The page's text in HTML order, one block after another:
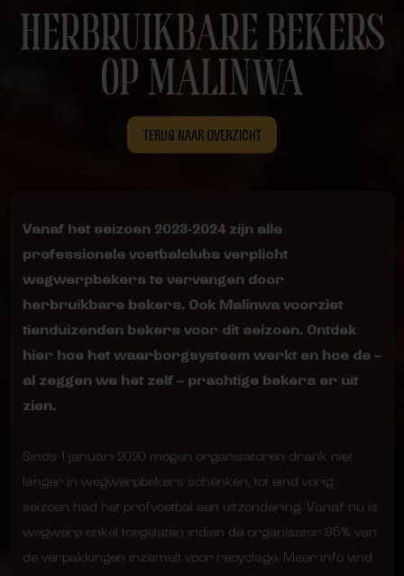
HERBRUIKBARE BEKERS
OP MALINWA
TERUG NAAR OVERZICHT
Vanaf het seizoen 2023-2024 zijn alle
professionele voetbalclubs verplicht
wegwerpbekers te vervangen door
herbruikbare bekers. Ook Malinwa voorziet
tienduizenden bekers voor dit seizoen. Ontdek
hier hoe het waarborgsysteem werkt en hoe de –
al zeggen we het zelf – prachtige bekers er uit
zien.
Sinds 1 januari 2020 mogen organisatoren drank niet
langer in wegwerpbekers schenken, tot eind vorig
seizoen had het profvoetbal een uitzondering. Vanaf nu is
wegwerp enkel toegelaten indien de organisator 95% van
de verpakkingen inzamelt voor recyclage. Meer info vind